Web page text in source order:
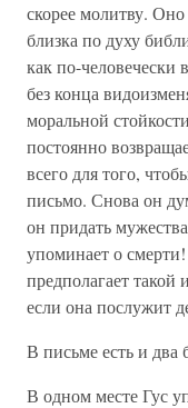
скорее молитву.
близка по духу
как по-
без конца
моральной
постоянно
всего для того,
письмо. Снова он
он придать
упоминает о
предполагает такой
если она послужит
В письме есть и два
В одном месте Гус